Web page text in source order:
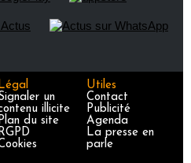
un
illicite
du site
Utiles
Contact
Publicité
Agenda
La presse en
parle